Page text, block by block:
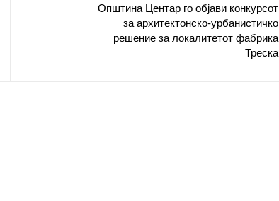
Општина Центар го објави конкурсот
за архитектонско-урбанистичко
решение за локалитетот фабрика
Треска